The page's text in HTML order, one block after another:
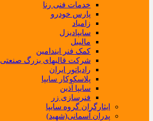
خدمات فنی رنا
پارس خودرو
زامیاد
سایپادیزل
مالیبل
کمک فنر ایندامین
شرکت قالبهای بزرگ صنعتی
رادیاتور ایران
پلاسکوکار سایپا
سایپا آذین
فنرسازی زر
ایثارگران گروه سایپا
پدران آسمانی(شهید)